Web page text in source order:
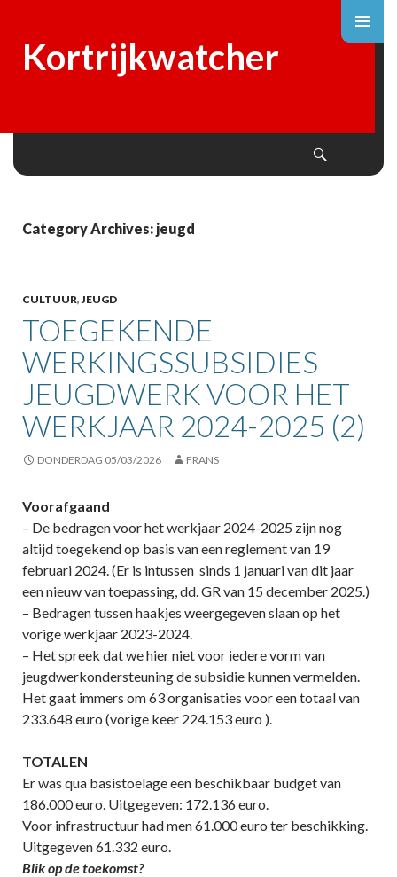
Kortrijkwatcher
Category Archives: jeugd
CULTUUR,JEUGD
TOEGEKENDE
WERKINGSSUBSIDIES
JEUGDWERK VOOR HET
WERKJAAR 2024-2025 (2)
DONDERDAG 05/03/2026 FRANS
Voorafgaand
– De bedragen voor het werkjaar 2024-2025 zijn nog
altijd toegekend op basis van een reglement van 19
februari 2024. (Er is intussen sinds 1 januari van dit jaar
een nieuw van toepassing, dd. GR van 15 december 2025.)
– Bedragen tussen haakjes weergegeven slaan op het
vorige werkjaar 2023-2024.
– Het spreek dat we hier niet voor iedere vorm van
jeugdwerkondersteuning de subsidie kunnen vermelden.
Het gaat immers om 63 organisaties voor een totaal van
233.648 euro (vorige keer 224.153 euro ).
TOTALEN
Er was qua basistoelage een beschikbaar budget van
186.000 euro. Uitgegeven: 172.136 euro.
Voor infrastructuur had men 61.000 euro ter beschikking.
Uitgegeven 61.332 euro.
Blik op de toekomst?